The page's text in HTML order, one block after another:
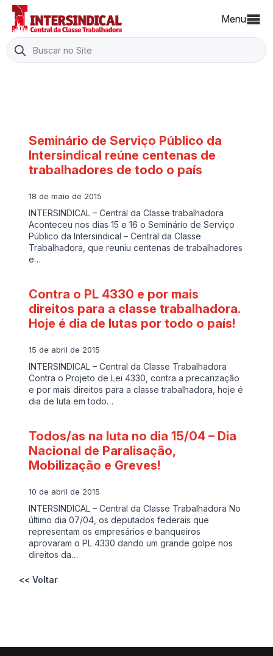
Menu
Search
for:
Seminário de Serviço Público da
Intersindical reúne centenas de
trabalhadores de todo o país
18 de maio de 2015
INTERSINDICAL – Central da Classe trabalhadora
Aconteceu nos dias 15 e 16 o Seminário de Serviço
Público da Intersindical – Central da Classe
Trabalhadora, que reuniu centenas de trabalhadores
e…
Contra o PL 4330 e por mais
direitos para a classe trabalhadora.
Hoje é dia de lutas por todo o país!
15 de abril de 2015
INTERSINDICAL – Central da Classe Trabalhadora
Contra o ‪Projeto de Lei 4330, contra a precarização
e por mais direitos para a classe trabalhadora, hoje é
dia de luta em todo…
Todos/as na luta no dia 15/04 – Dia
Nacional de Paralisação,
Mobilização e Greves!
10 de abril de 2015
INTERSINDICAL – Central da Classe Trabalhadora No
último dia 07/04, os deputados federais que
representam os empresários e banqueiros
aprovaram o PL 4330 dando um grande golpe nos
direitos da…
<< Voltar